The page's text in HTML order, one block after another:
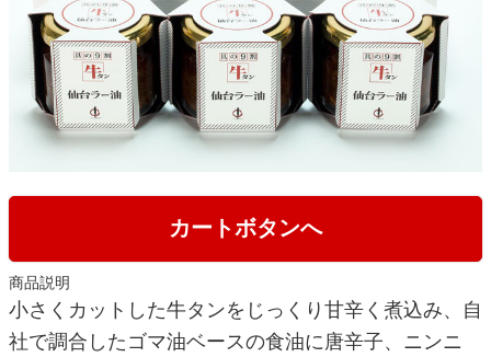
カートボタンへ
商品説明
小さくカットした牛タンをじっくり甘辛く煮込み、自
社で調合したゴマ油ベースの食油に唐辛子、ニンニ